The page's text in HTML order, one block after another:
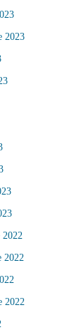
2023
2022
2022
2022